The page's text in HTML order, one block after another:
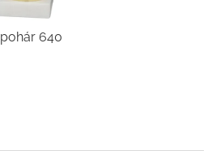
pohár 640